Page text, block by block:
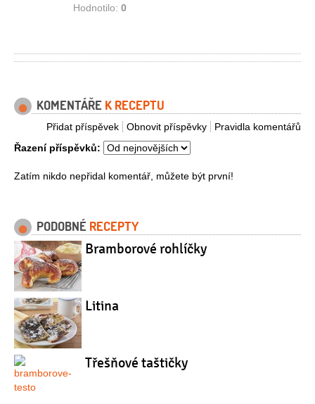
Hodnotilo: 0
KOMENTÁŘE K RECEPTU
Pravidla komentářů
Obnovit příspěvky
Přidat příspěvek
Řazení příspěvků:
Zatím nikdo nepřidal komentář, můžete být první!
PODOBNÉ RECEPTY
Bramborové rohlíčky
Litina
Třešňové taštičky